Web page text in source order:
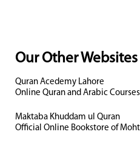
Our Other Websites
Quran Acedemy Lahore
Online Quran and Arabic Courses
Maktaba Khuddam ul Quran
Official Online Bookstore of